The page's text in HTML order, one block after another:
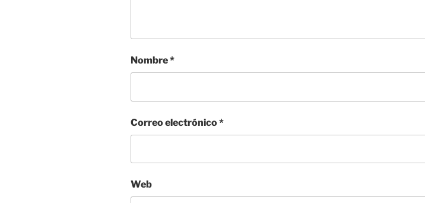
Nombre*
Correo electrónico*
Web